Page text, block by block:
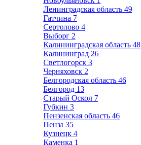
Ленинградская область 49
Гатчина 7
Сертолово 4
Выборг 2
Калининградская область 48
Калининград 26
Светлогорск 3
Черняховск 2
Белгородская область 46
Белгород 13
Старый Оскол 7
Губкин 3
Пензенская область 46
Пенза 35
Кузнецк 4
Каменка 1